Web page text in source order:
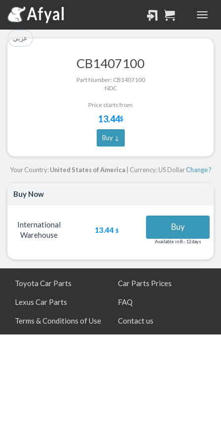
عربي
CB1407100
Part Number: CB1407100
NDC
Price starts from
13.44$
Buy ↓
Your Country:United States of America| Currency: US DollarChange ?
Buy Now
International
Warehouse
13.44 $ Buy
Available in 8 - 12 days
تم إضافة القطعة بنجاح.
Part Successfully
Selected
تم إضافة القطعة للسلة
بنجاح.
Part Added to Cart
Toyota Car Parts
Lexus Car Parts
Terms & Conditions of Use
Car Parts Prices
FAQ
Contact us